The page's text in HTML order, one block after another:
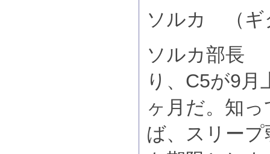
ソルカ （ギ
ソルカ部長
り、C5が9月
ヶ月だ。知
ば、スリー